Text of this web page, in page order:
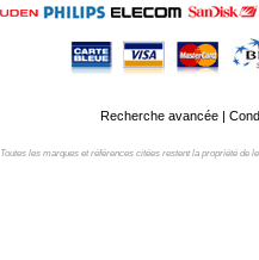
Recherche avancée|
Toutes les marques et références citées restent la propriété de